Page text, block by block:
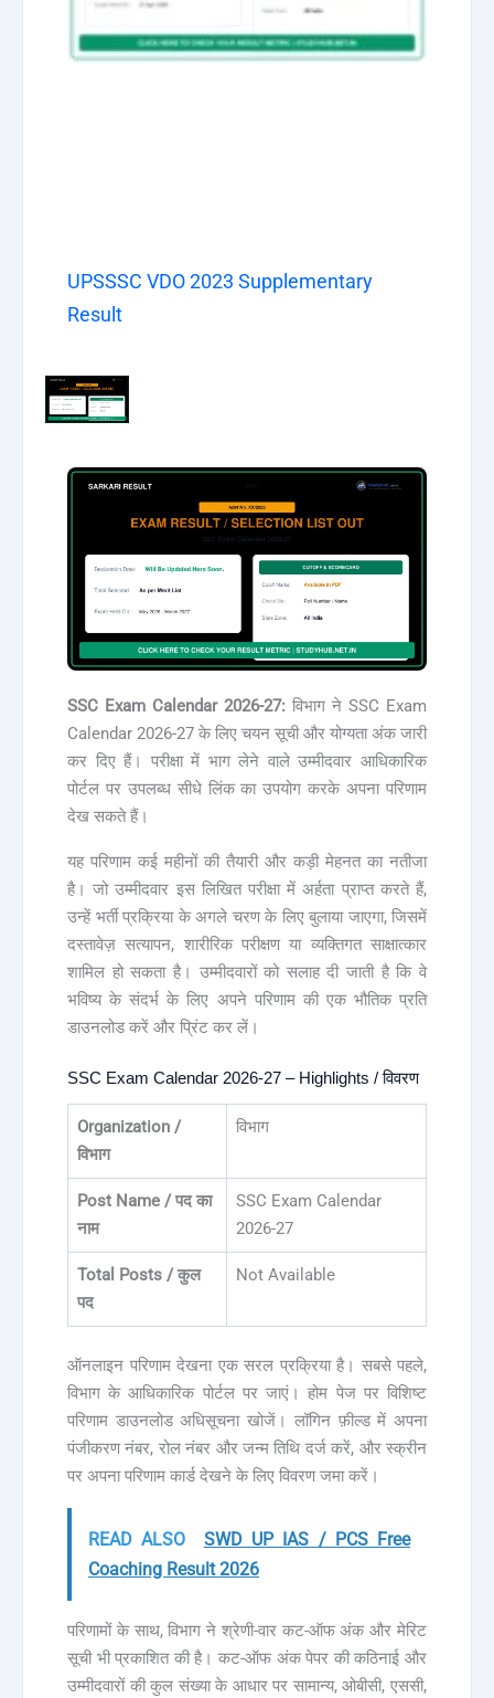
UPSSSC VDO 2023 Supplementary
Result
SSC Exam Calendar 2026-27: विभाग ने SSC Exam
Calendar 2026-27 के लिए चयन सूची और योग्यता अंक जारी
कर दिए हैं। परीक्षा में भाग लेने वाले उम्मीदवार आधिकारिक
पोर्टल पर उपलब्ध सीधे लिंक का उपयोग करके अपना परिणाम
देख सकते हैं।
यह परिणाम कई महीनों की तैयारी और कड़ी मेहनत का नतीजा
है। जो उम्मीदवार इस लिखित परीक्षा में अर्हता प्राप्त करते हैं,
उन्हें भर्ती प्रक्रिया के अगले चरण के लिए बुलाया जाएगा, जिसमें
दस्तावेज़ सत्यापन, शारीरिक परीक्षण या व्यक्तिगत साक्षात्कार
शामिल हो सकता है। उम्मीदवारों को सलाह दी जाती है कि वे
भविष्य के संदर्भ के लिए अपने परिणाम की एक भौतिक प्रति
डाउनलोड करें और प्रिंट कर लें।
SSC Exam Calendar 2026-27 – Highlights / विवरण
Organization /
विभाग
विभाग
Post Name / पद का
नाम
SSC Exam Calendar
2026-27
Total Posts / कुल
पद
Not Available
ऑनलाइन परिणाम देखना एक सरल प्रक्रिया है। सबसे पहले,
विभाग के आधिकारिक पोर्टल पर जाएं। होम पेज पर विशिष्ट
परिणाम डाउनलोड अधिसूचना खोजें। लॉगिन फ़ील्ड में अपना
पंजीकरण नंबर, रोल नंबर और जन्म तिथि दर्ज करें, और स्क्रीन
पर अपना परिणाम कार्ड देखने के लिए विवरण जमा करें।
READ ALSO
SWD UP IAS / PCS Free
Coaching Result 2026
परिणामों के साथ, विभाग ने श्रेणी-वार कट-ऑफ अंक और मेरिट
सूची भी प्रकाशित की है। कट-ऑफ अंक पेपर की कठिनाई और
उम्मीदवारों की कुल संख्या के आधार पर सामान्य, ओबीसी, एससी,